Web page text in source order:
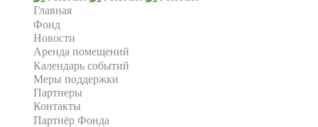
Главная
Фонд
Новости
Аренда помещений
Календарь событий
Меры поддержки
Партнеры
Контакты
Партнёр Фонда